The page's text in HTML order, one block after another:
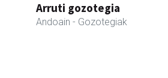
Arruti gozotegia
Andoain - Gozotegiak